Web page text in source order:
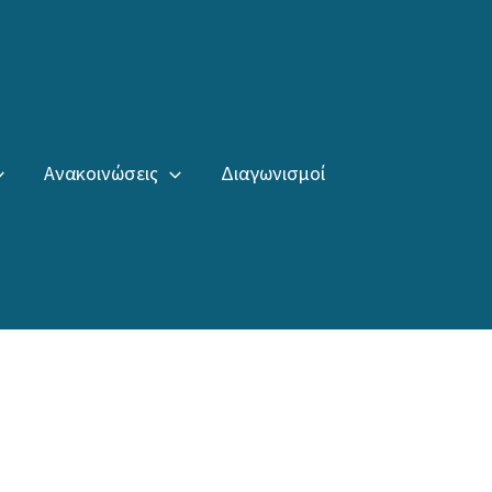
Ανακοινώσεις
Διαγωνισμοί